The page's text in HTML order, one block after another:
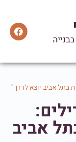
בתל אביב יוצא לדרך"
אביב